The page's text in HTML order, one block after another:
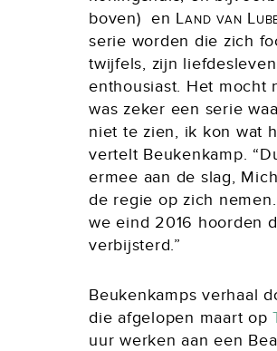
boven) en Land van
serie worden die zich
twijfels, zijn
enthousiast. Het mocht
was zeker een serie
niet te zien, ik kon wat
vertelt Beukenkamp.
ermee aan de slag,
de regie op zich
we eind 2016 hoorden
verbijsterd.”
Beukenkamps verhaal
die afgelopen maart op
uur werken aan een